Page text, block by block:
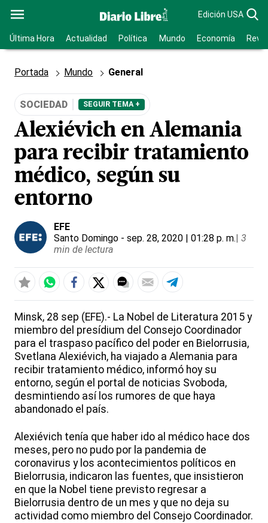
Edición USA
Última Hora Actualidad Política Mundo Economía
Portada Mundo General
SOCIEDAD SEGUIR TEMA +
Alexiévich en Alemania
para recibir tratamiento
médico, según su
entorno
EFE
Santo Domingo - sep. 28, 2020 | 01:28 p. m.| 3
min de lectura
Minsk, 28 sep (EFE).- La Nobel de Literatura 2015 y
miembro del presídium del Consejo Coordinador
para el traspaso pacífico del poder en Bielorrusia,
Svetlana Alexiévich, ha viajado a Alemania para
recibir tratamiento médico, informó hoy su
entorno, según el portal de noticias Svoboda,
desmintiendo así los rumores de que haya
abandonado el país.
Alexiévich tenía que haber ido al médico hace dos
meses, pero no pudo por la pandemia de
coronavirus y los acontecimientos políticos en
Bielorrusia, indicaron las fuentes, que insistieron
en que la Nobel tiene previsto regresar a
Bielorrusia dentro de un mes y que no deja su
actividad como miembro del Consejo Coordinador.